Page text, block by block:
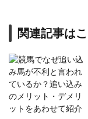
関連記事は